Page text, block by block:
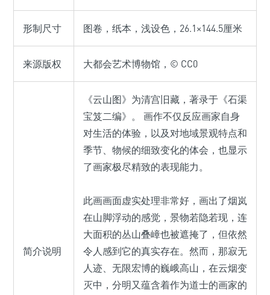
形制尺寸 图卷，纸本，浅设色，26.1×144.5厘米
来源版权 大都会艺术博物馆，© CC0
简介说明
《云山图》为清宫旧藏，著录于《石渠
宝笈二编》。 画作不仅反应画家自身
对生活的体验，以及对地域景观特点和
季节、物候的细致变化的体会，也显示
了画家极尽精致的表现能力。
此画画面虚实处理非常好，画出了烟岚
在山脚浮动的感觉，景物若隐若现，连
大面积的丛山叠嶂也被遮掩了，但依然
令人感到它的真实存在。然而，那寂无
人迹、无限宏博的巍峨高山，在云烟变
灭中，分明又蕴含着作为道士的画家的